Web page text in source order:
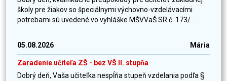
školy pre žiakov so špeciálnymi výchovno-vzdelávacími
potrebami sú uvedené vo vyhláške MŠVVaŠ SR č. 173/...
05.08.2026 Mária
Zaradenie učiteľa ZŠ - bez VŠ II. stupňa
Dobrý deň, Vaša učiteľka nespĺňa stupeň vzdelania podľa §